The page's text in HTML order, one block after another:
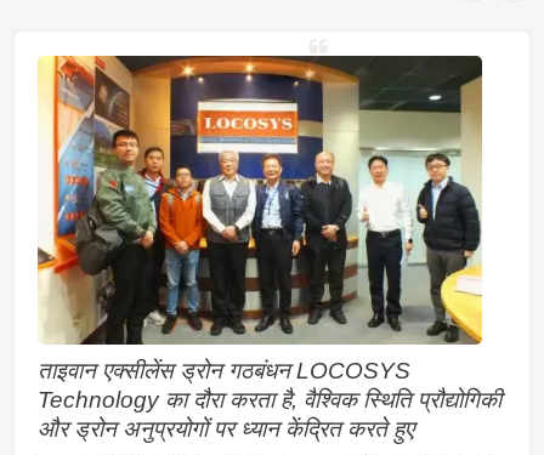
ताइवान एक्सीलेंस ड्रोन गठबंधन LOCOSYS
Technology का दौरा करता है, वैश्विक स्थिति प्रौद्योगिकी
और ड्रोन अनुप्रयोगों पर ध्यान केंद्रित करते हुए